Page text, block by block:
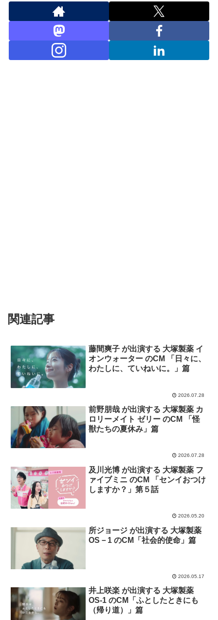
関連記事
藤間爽子 が出演する 大塚製薬 イ
オンウォーター のCM 「日々に、
わたしに、ていねいに。」篇
2026.07.28
前野朋哉 が出演する 大塚製薬 カ
ロリーメイト ゼリー のCM 「怪
獣たちの夏休み」篇
2026.07.28
及川光博 が出演する 大塚製薬 フ
ァイブミニ のCM 「センイおつけ
しますか？」第５話
2026.05.20
所ジョージ が出演する 大塚製薬
OS－1 のCM「社会的使命」篇
2026.05.17
井上咲楽 が出演する 大塚製薬
OS-1 のCM「ふとしたときにも
（帰り道）」篇